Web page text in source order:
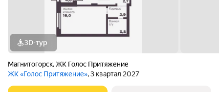
3D-тур
Магнитогорск,ЖК Голос Притяжение
ЖК «Голос Притяжение», 3 квартал 2027